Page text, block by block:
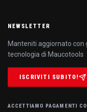
NEWSLETTER
Manteniti aggiornato con
tecnologia di Maucotools
ISCRIVITI SUBITO!
ACCETTIAMO PAGAMENTI